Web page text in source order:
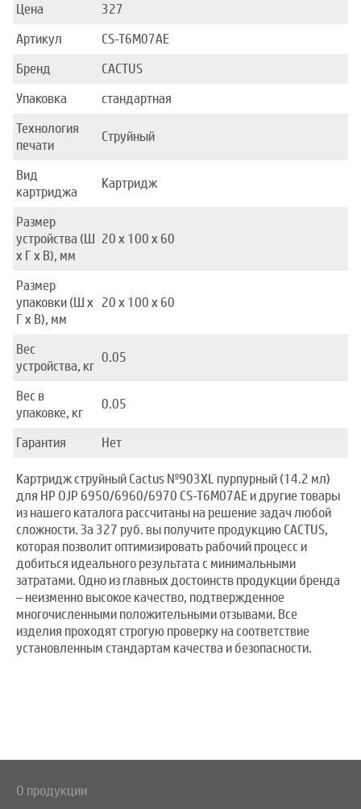
Цена
327
Артикул
CS-T6M07AE
Бренд
CACTUS
Упаковка
стандартная
Технология
печати
Струйный
Вид
картриджа
Картридж
Размер
устройства (Ш
x Г x В), мм
20 x 100 x 60
Размер
упаковки (Ш x
Г x В), мм
20 x 100 x 60
Вес
устройства, кг
0.05
Вес в
упаковке, кг
0.05
Гарантия Нет
Картридж струйный Cactus №903XL пурпурный (14.2 мл)
для HP OJP 6950/6960/6970 CS-T6M07AE и другие товары
из нашего каталога рассчитаны на решение задач любой
сложности. За 327 руб. вы получите продукцию CACTUS,
которая позволит оптимизировать рабочий процесс и
добиться идеального результата с минимальными
затратами. Одно из главных достоинств продукции бренда
– неизменно высокое качество, подтвержденное
многочисленными положительными отзывами. Все
изделия проходят строгую проверку на соответствие
установленным стандартам качества и безопасности.
О продукции